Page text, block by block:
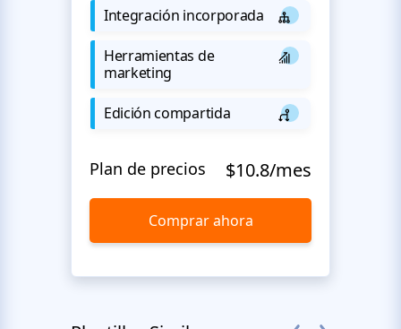
Integración incorporada
Herramientas de
marketing
Edición compartida
Plan de precios $10.8/mes
Comprar ahora